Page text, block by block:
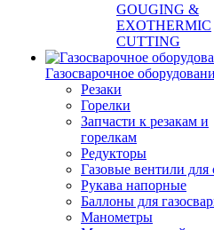
GOUGING &
EXOTHERMIC
CUTTING
Газосварочное
Резаки
Горелки
Запчасти к резакам и
горелкам
Редукторы
Газовые вентили для
Рукава напорные
Баллоны для
Манометры